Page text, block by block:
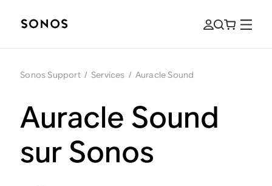
Sonos Support / Services / Auracle Sound
Auracle Sound
sur Sonos